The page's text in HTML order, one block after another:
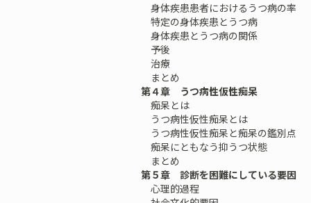
身体疾患患者におけるうつ病の率
特定の身体疾患とうつ病
身体疾患とうつ病の関係
予後
治療
まとめ
第４章 うつ病性仮性痴呆
痴呆とは
うつ病性仮性痴呆とは
うつ病性仮性痴呆と痴呆の鑑別点
痴呆にともなう抑うつ状態
まとめ
第５章 診断を困難にしている要因
心理的過程